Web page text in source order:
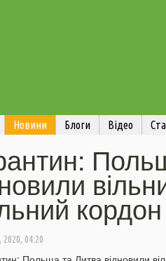
Новини Блоги Відео
кордон
2020, 04:20